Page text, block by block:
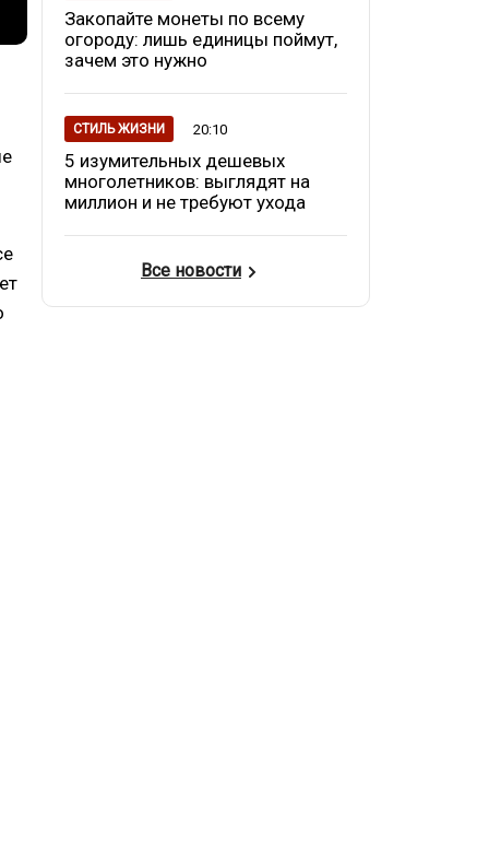
Закопайте монеты по всему
огороду: лишь единицы поймут,
зачем это нужно
СТИЛЬ ЖИЗНИ 20:10
5 изумительных дешевых
многолетников: выглядят на
миллион и не требуют ухода
Все новости